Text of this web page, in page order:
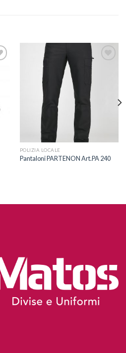
Aggiungi
POLIZIA LOCALE
Pantaloni PARTENON Art.PA 240